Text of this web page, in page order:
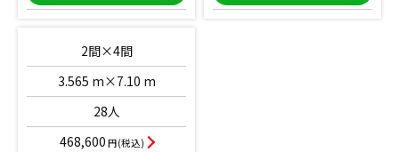
2間×4間
3.565 m×7.10 m
28人
468,600 円(税込)